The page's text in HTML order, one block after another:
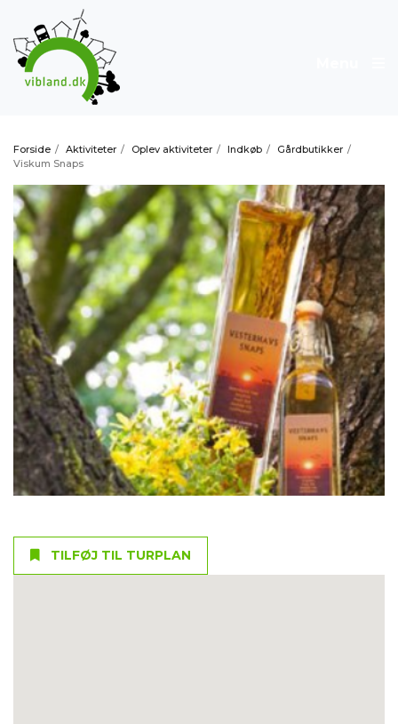
Forside / Aktiviteter / Oplev aktiviteter / Indkøb / Gårdbutikker /
Viskum Snaps
TILFØJ TIL TURPLAN